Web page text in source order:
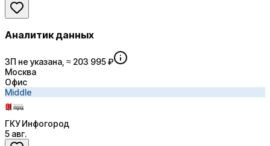
Аналитик данных
ЗП не указана, ≈ 203 995 ₽
Москва
Офис
Middle
ГКУ Инфогород
5 авг.